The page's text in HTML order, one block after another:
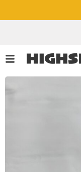
건
너
뛰